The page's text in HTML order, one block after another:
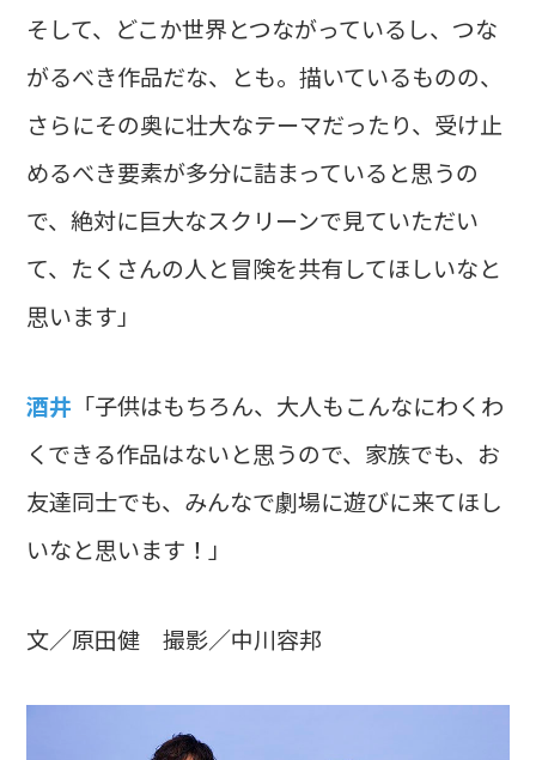
そして、どこか世界とつながっているし、つな
がるべき作品だな、とも。描いているものの、
さらにその奥に壮大なテーマだったり、受け止
めるべき要素が多分に詰まっていると思うの
で、絶対に巨大なスクリーンで見ていただい
て、たくさんの人と冒険を共有してほしいなと
思います」
酒井 「子供はもちろん、大人もこんなにわくわ
くできる作品はないと思うので、家族でも、お
友達同士でも、みんなで劇場に遊びに来てほし
いなと思います！」
文／原田健 撮影／中川容邦